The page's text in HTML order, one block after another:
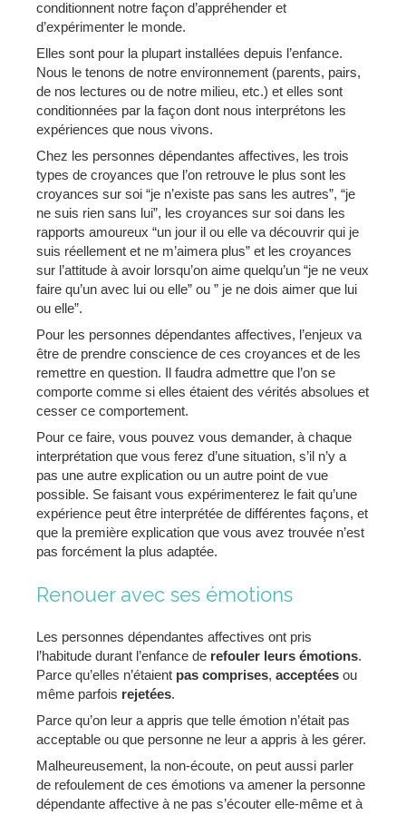
conditionnent notre façon d’appréhender et
d’expérimenter le monde.
Elles sont pour la plupart installées depuis l’enfance.
Nous le tenons de notre environnement (parents, pairs,
de nos lectures ou de notre milieu, etc.) et elles sont
conditionnées par la façon dont nous interprétons les
expériences que nous vivons.
Chez les personnes dépendantes affectives, les trois
types de croyances que l’on retrouve le plus sont les
croyances sur soi “je n’existe pas sans les autres”, “je
ne suis rien sans lui”, les croyances sur soi dans les
rapports amoureux “un jour il ou elle va découvrir qui je
suis réellement et ne m’aimera plus” et les croyances
sur l’attitude à avoir lorsqu’on aime quelqu’un “je ne veux
faire qu’un avec lui ou elle” ou ” je ne dois aimer que lui
ou elle”.
Pour les personnes dépendantes affectives, l’enjeux va
être de prendre conscience de ces croyances et de les
remettre en question. Il faudra admettre que l’on se
comporte comme si elles étaient des vérités absolues et
cesser ce comportement.
Pour ce faire, vous pouvez vous demander, à chaque
interprétation que vous ferez d’une situation, s’il n’y a
pas une autre explication ou un autre point de vue
possible. Se faisant vous expérimenterez le fait qu’une
expérience peut être interprétée de différentes façons, et
que la première explication que vous avez trouvée n’est
pas forcément la plus adaptée.
Renouer avec ses émotions
Les personnes dépendantes affectives ont pris
l’habitude durant l’enfance de refouler leurs émotions.
Parce qu’elles n’étaient pas comprises, acceptées ou
même parfois rejetées.
Parce qu’on leur a appris que telle émotion n’était pas
acceptable ou que personne ne leur a appris à les gérer.
Malheureusement, la non-écoute, on peut aussi parler
de refoulement de ces émotions va amener la personne
dépendante affective à ne pas s’écouter elle-même et à